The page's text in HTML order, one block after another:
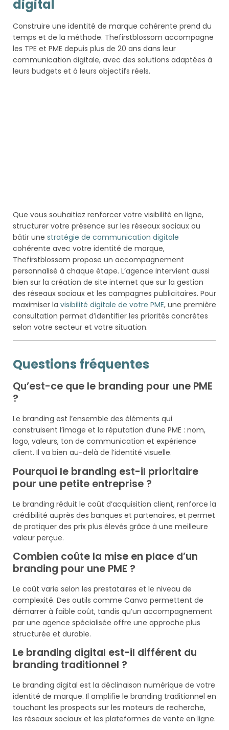
digital
Construire une identité de marque cohérente prend du
temps et de la méthode. Thefirstblossom accompagne
les TPE et PME depuis plus de 20 ans dans leur
communication digitale, avec des solutions adaptées à
leurs budgets et à leurs objectifs réels.
Que vous souhaitiez renforcer votre visibilité en ligne,
structurer votre présence sur les réseaux sociaux ou
bâtir une stratégie de communication digitale
cohérente avec votre identité de marque,
Thefirstblossom propose un accompagnement
personnalisé à chaque étape. L’agence intervient aussi
bien sur la création de site internet que sur la gestion
des réseaux sociaux et les campagnes publicitaires. Pour
maximiser la visibilité digitale de votre PME, une première
consultation permet d’identifier les priorités concrètes
selon votre secteur et votre situation.
Questions fréquentes
Qu’est-ce que le branding pour une PME
?
Le branding est l’ensemble des éléments qui
construisent l’image et la réputation d’une PME : nom,
logo, valeurs, ton de communication et expérience
client. Il va bien au-delà de l’identité visuelle.
Pourquoi le branding est-il prioritaire
pour une petite entreprise ?
Le branding réduit le coût d’acquisition client, renforce la
crédibilité auprès des banques et partenaires, et permet
de pratiquer des prix plus élevés grâce à une meilleure
valeur perçue.
Combien coûte la mise en place d’un
branding pour une PME ?
Le coût varie selon les prestataires et le niveau de
complexité. Des outils comme Canva permettent de
démarrer à faible coût, tandis qu’un accompagnement
par une agence spécialisée offre une approche plus
structurée et durable.
Le branding digital est-il différent du
branding traditionnel ?
Le branding digital est la déclinaison numérique de votre
identité de marque. Il amplifie le branding traditionnel en
touchant les prospects sur les moteurs de recherche,
les réseaux sociaux et les plateformes de vente en ligne.